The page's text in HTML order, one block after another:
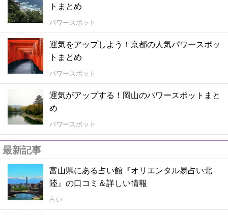
トまとめ
パワースポット
運気をアップしよう！京都の人気パワースポッ
トまとめ
パワースポット
運気がアップする！岡山のパワースポットまと
め
パワースポット
最新記事
富山県にある占い館『オリエンタル易占い北
陸』の口コミ＆詳しい情報
占い